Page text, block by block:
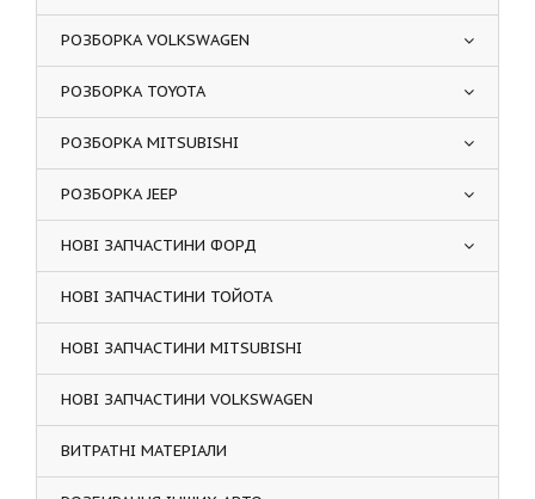
РОЗБОРКА VOLKSWAGEN
РОЗБОРКА TOYOTA
РОЗБОРКА MITSUBISHI
РОЗБОРКА JEEP
НОВІ ЗАПЧАСТИНИ ФОРД
НОВІ ЗАПЧАСТИНИ ТОЙОТА
НОВІ ЗАПЧАСТИНИ MITSUBISHI
НОВІ ЗАПЧАСТИНИ VOLKSWAGEN
ВИТРАТНІ МАТЕРІАЛИ